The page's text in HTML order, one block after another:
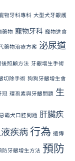
物牙科專科 大型犬牙齦護
藥物 寵物牙科 寵物進食
藥物治療方案 泌尿道
照顧方法 牙齦增生手術
切除手術 狗狗牙齦增生會
冠 環孢素與牙齦問題 生
霸犬口腔問題 肝臟疾
疾病行為 遺傳
防牙齦增生方法 預防